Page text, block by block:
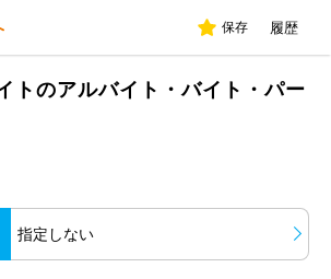
保存 履歴
トのアルバイト・バイト・パー
指定しない